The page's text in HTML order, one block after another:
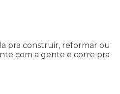
pra construir, reformar ou
com a gente e corre pra